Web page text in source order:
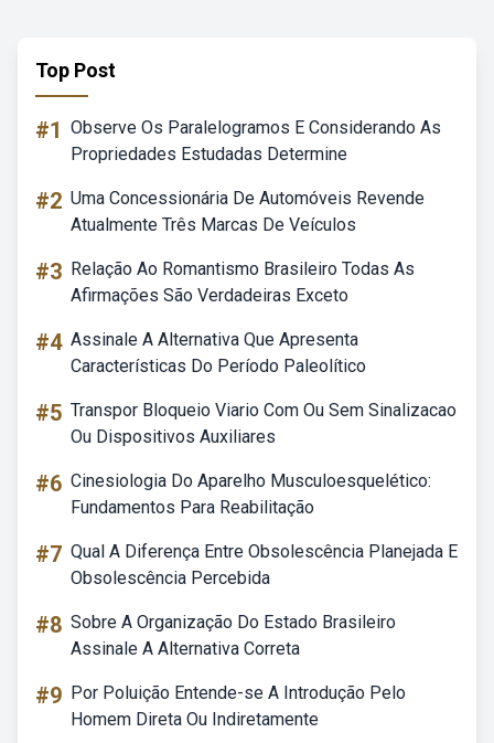
Top Post
#1 Observe Os Paralelogramos E Considerando As
Propriedades Estudadas Determine
#2 Uma Concessionária De Automóveis Revende
Atualmente Três Marcas De Veículos
#3 Relação Ao Romantismo Brasileiro Todas As
Afirmações São Verdadeiras Exceto
#4 Assinale A Alternativa Que Apresenta
Características Do Período Paleolítico
#5 Transpor Bloqueio Viario Com Ou Sem Sinalizacao
Ou Dispositivos Auxiliares
#6 Cinesiologia Do Aparelho Musculoesquelético:
Fundamentos Para Reabilitação
#7 Qual A Diferença Entre Obsolescência Planejada E
Obsolescência Percebida
#8 Sobre A Organização Do Estado Brasileiro
Assinale A Alternativa Correta
#9 Por Poluição Entende-se A Introdução Pelo
Homem Direta Ou Indiretamente